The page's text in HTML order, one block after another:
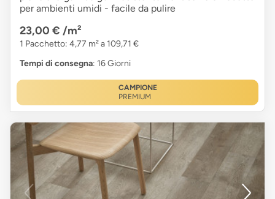
per ambienti umidi - facile da pulire
23,00 € /m²
1 Pacchetto: 4,77 m² a 109,71 €
Tempi di consegna: 16 Giorni
CAMPIONE
PREMIUM